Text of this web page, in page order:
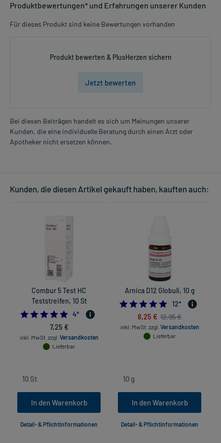
Produktbewertungen* und Erfahrungen unserer Kunden
Für dieses Produkt sind keine Bewertungen vorhanden
Produkt bewerten & PlusHerzen sichern
Jetzt bewerten
Bei diesen Beiträgen handelt es sich um Meinungen unserer
Kunden, die eine individuelle Beratung durch einen Arzt oder
Apotheker nicht ersetzen können.
Kunden, die diesen Artikel gekauft haben, kauften auch:
Combur 5 Test HC
Teststreifen, 10 St
5.0
4*
7,25 €
inkl. MwSt. zzgl. Versandkosten
Lieferbar
In den Warenkorb
Detail- & Pflichtinformationen
Arnica D12 Globuli, 10 g
5.0
12*
8,25 € 12,95 €
inkl. MwSt. zzgl. Versandkosten
Lieferbar
In den Warenkorb
Detail- & Pflichtinformationen